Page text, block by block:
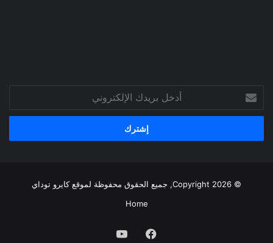
بريدك
الإلكتروني
© Copyright 2026, جميع الحقوق محفوظة لموقع
كايرو توداي
Home
فيسبوك